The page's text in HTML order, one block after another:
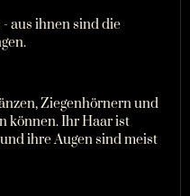
aus ihnen sind die
Ziegenhörnern und
können. Ihr Haar ist
ihre Augen sind meist